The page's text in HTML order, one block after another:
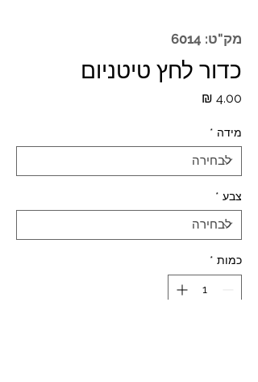
מק"ט: 6014
כדור לחץ טיטניום
מידה *
צבע *
כמות *